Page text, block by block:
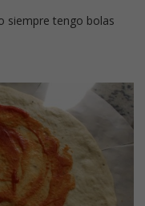
siempre tengo bolas